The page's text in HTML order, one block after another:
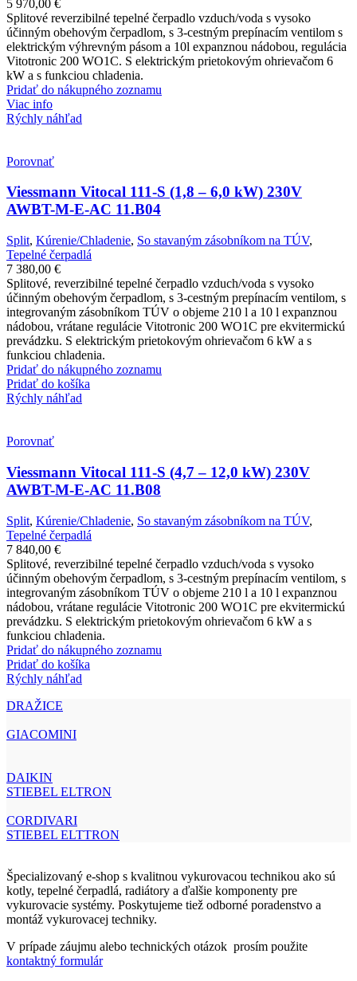
5 970,00 €
Splitové reverzibilné tepelné čerpadlo vzduch/voda s vysoko
účinným obehovým čerpadlom, s 3-cestným prepínacím ventilom s
elektrickým výhrevným pásom a 10l expanznou nádobou, regulácia
Vitotronic 200 WO1C. S elektrickým prietokovým ohrievačom 6
kW a s funkciou chladenia.
Pridať do nákupného zoznamu
Viac info
Rýchly náhľad
Porovnať
Viessmann Vitocal 111-S (1,8 – 6,0 kW) 230V
AWBT-M-E-AC 11.B04
Split, Kúrenie/Chladenie, So stavaným zásobníkom na TÚV,
Tepelné čerpadlá
7 380,00 €
Splitové, reverzibilné tepelné čerpadlo vzduch/voda s vysoko
účinným obehovým čerpadlom, s 3-cestným prepínacím ventilom, s
integrovaným zásobníkom TÚV o objeme 210 l a 10 l expanznou
nádobou, vrátane regulácie Vitotronic 200 WO1C pre ekvitermickú
prevádzku. S elektrickým prietokovým ohrievačom 6 kW a s
funkciou chladenia.
Pridať do nákupného zoznamu
Pridať do košíka
Rýchly náhľad
Porovnať
Viessmann Vitocal 111-S (4,7 – 12,0 kW) 230V
AWBT-M-E-AC 11.B08
Split, Kúrenie/Chladenie, So stavaným zásobníkom na TÚV,
Tepelné čerpadlá
7 840,00 €
Splitové, reverzibilné tepelné čerpadlo vzduch/voda s vysoko
účinným obehovým čerpadlom, s 3-cestným prepínacím ventilom, s
integrovaným zásobníkom TÚV o objeme 210 l a 10 l expanznou
nádobou, vrátane regulácie Vitotronic 200 WO1C pre ekvitermickú
prevádzku. S elektrickým prietokovým ohrievačom 6 kW a s
funkciou chladenia.
Pridať do nákupného zoznamu
Pridať do košíka
Rýchly náhľad
DRAŽICE
GIACOMINI
DAIKIN
STIEBEL ELTRON
CORDIVARI
STIEBEL ELTTRON
Špecializovaný e-shop s kvalitnou vykurovacou technikou ako sú
kotly, tepelné čerpadlá, radiátory a ďalšie komponenty pre
vykurovacie systémy. Poskytujeme tiež odborné poradenstvo a
montáž vykurovacej techniky.
V prípade záujmu alebo technických otázok prosím použite
kontaktný formulár